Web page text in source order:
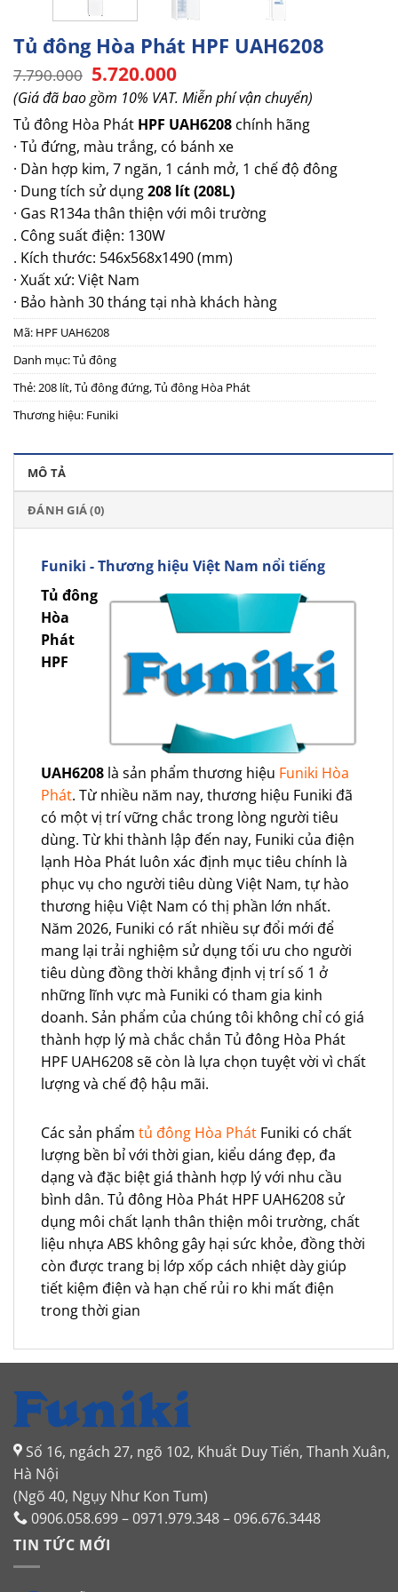
Tủ đông Hòa Phát HPF UAH6208
7.790.000 Giá
gốc
là:
7.790.000.
5.720.000Giá
hiện
tại
là:
5.720.000.
(Giá đã bao gồm 10% VAT. Miễn phí vận chuyển)
Tủ đông Hòa Phát HPF UAH6208 chính hãng
· Tủ đứng, màu trắng, có bánh xe
· Dàn hợp kim, 7 ngăn, 1 cánh mở, 1 chế độ đông
· Dung tích sử dụng208 lít (208L)
· Gas R134a thân thiện với môi trường
. Công suất điện: 130W
. Kích thước: 546x568x1490 (mm)
· Xuất xứ: Việt Nam
· Bảo hành 30 tháng tại nhà khách hàng
Mã: HPF UAH6208
Danh mục:Tủ đông
Thẻ:208 lít,Tủ đông đứng,Tủ đông Hòa Phát
Thương hiệu: Funiki
MÔ TẢ
ĐÁNH GIÁ (0)
Funiki - Thương hiệu Việt Nam nổi tiếng
Tủ đông
Hòa
Phát
HPF
UAH6208 là sản phẩm thương hiệu Funiki Hòa
Phát. Từ nhiều năm nay, thương hiệu Funiki đã
có một vị trí vững chắc trong lòng người tiêu
dùng. Từ khi thành lập đến nay, Funiki của điện
lạnh Hòa Phát luôn xác định mục tiêu chính là
phục vụ cho người tiêu dùng Việt Nam, tự hào
thương hiệu Việt Nam có thị phần lớn nhất.
Năm 2026, Funiki có rất nhiều sự đổi mới để
mang lại trải nghiệm sử dụng tối ưu cho người
tiêu dùng đồng thời khẳng định vị trí số 1 ở
những lĩnh vực mà Funiki có tham gia kinh
doanh. Sản phẩm của chúng tôi không chỉ có giá
thành hợp lý mà chắc chắn Tủ đông Hòa Phát
HPF UAH6208 sẽ còn là lựa chọn tuyệt vời vì chất
lượng và chế độ hậu mãi.
Các sản phẩm tủ đông Hòa Phát Funiki có chất
lượng bền bỉ với thời gian, kiểu dáng đẹp, đa
dạng và đặc biệt giá thành hợp lý với nhu cầu
bình dân. Tủ đông Hòa Phát HPF UAH6208 sử
dụng môi chất lạnh thân thiện môi trường, chất
liệu nhựa ABS không gây hại sức khỏe, đồng thời
còn được trang bị lớp xốp cách nhiệt dày giúp
tiết kiệm điện và hạn chế rủi ro khi mất điện
trong thời gian
Số 16, ngách 27, ngõ 102, Khuất Duy Tiến, Thanh Xuân,
Hà Nội
(Ngõ 40, Ngụy Như Kon Tum)
0906.058.699 – 0971.979.348 – 096.676.3448
TIN TỨC MỚI